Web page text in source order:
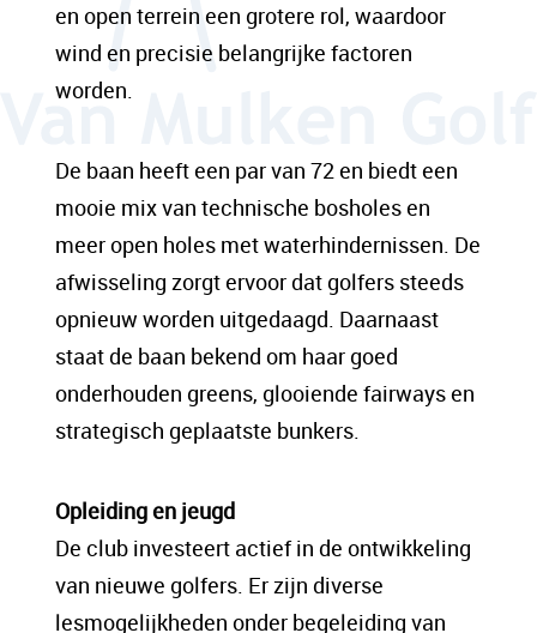
en open terrein een grotere rol, waardoor
wind en precisie belangrijke factoren
worden.
De baan heeft een par van 72 en biedt een
mooie mix van technische bosholes en
meer open holes met waterhindernissen. De
afwisseling zorgt ervoor dat golfers steeds
opnieuw worden uitgedaagd. Daarnaast
staat de baan bekend om haar goed
onderhouden greens, glooiende fairways en
strategisch geplaatste bunkers.
Opleiding en jeugd
De club investeert actief in de ontwikkeling
van nieuwe golfers. Er zijn diverse
lesmogelijkheden onder begeleiding van